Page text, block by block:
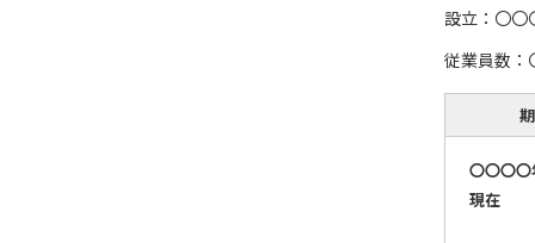
設立：〇
従業員数：
〇〇〇
現在